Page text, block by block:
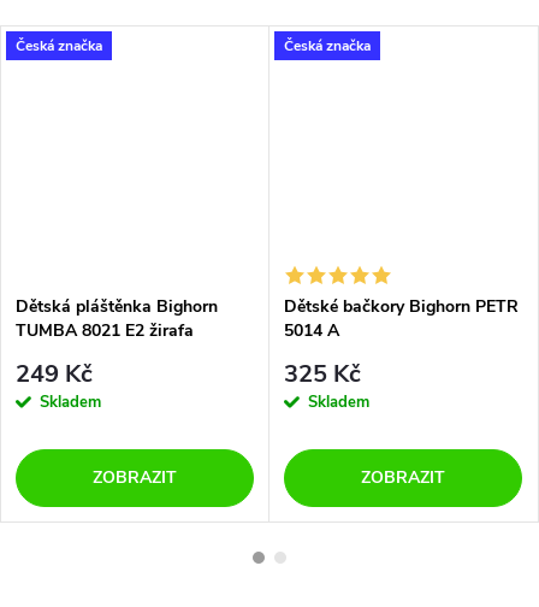
Česká značka
Dětská pláštěnka Bighorn
TUMBA 8021 E2 žirafa
249 Kč
Skladem
ZOBRAZIT
Česká značka
Dětské bačkory Bighorn PETR
5014 A
325 Kč
Skladem
ZOBRAZIT